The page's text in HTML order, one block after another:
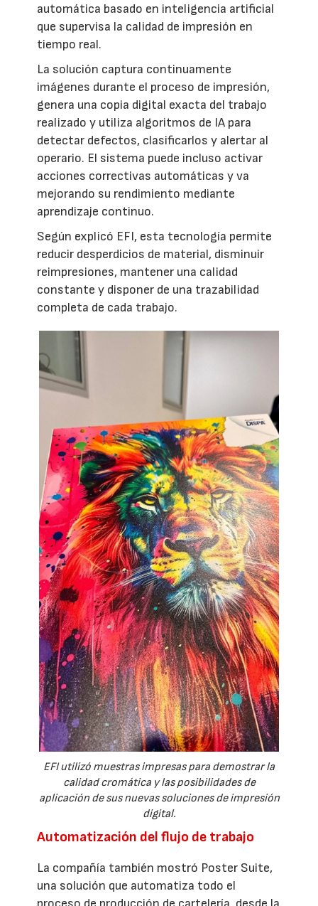
automática basado en inteligencia artificial
que supervisa la calidad de impresión en
tiempo real.
La solución captura continuamente
imágenes durante el proceso de impresión,
genera una copia digital exacta del trabajo
realizado y utiliza algoritmos de IA para
detectar defectos, clasificarlos y alertar al
operario. El sistema puede incluso activar
acciones correctivas automáticas y va
mejorando su rendimiento mediante
aprendizaje continuo.
Según explicó EFI, esta tecnología permite
reducir desperdicios de material, disminuir
reimpresiones, mantener una calidad
constante y disponer de una trazabilidad
completa de cada trabajo.
EFI utilizó muestras impresas para demostrar la
calidad cromática y las posibilidades de
aplicación de sus nuevas soluciones de impresión
digital.
Automatización del flujo de trabajo
La compañía también mostró Poster Suite,
una solución que automatiza todo el